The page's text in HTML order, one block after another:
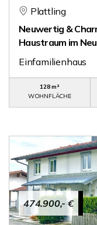
Plattling
Neuwertig &
Haustraum im
Einfamilienhaus
128 m²
WOHNFLÄCHE
474.900,- €